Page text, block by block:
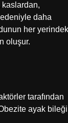
daha
her
oluşur.
tarafından
ayak bileği